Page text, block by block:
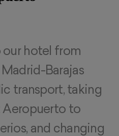
our hotel from
Barajas
transport, taking
Aeropuerto to
and changing